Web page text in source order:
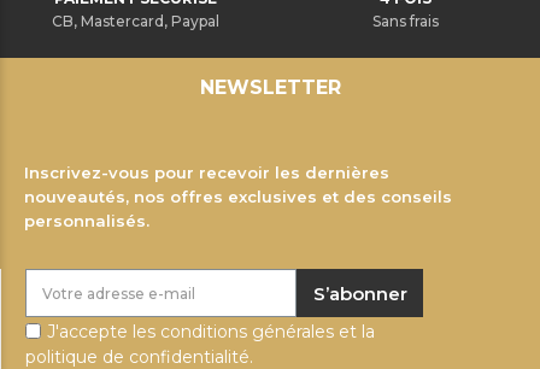
CB, Mastercard, Paypal
Sans frais
NEWSLETTER
Inscrivez-vous pour recevoir les dernières
nouveautés, nos offres exclusives et des conseils
personnalisés.
S’abonner
J'accepte les conditions générales et la
politique de confidentialité.